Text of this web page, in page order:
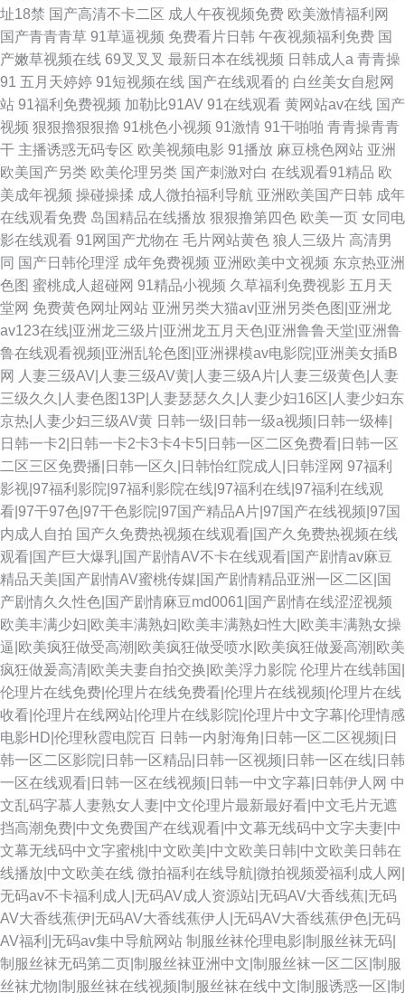
址18禁 国产高清不卡二区 成人午夜视频免费 欧美激情福利网
国产青青青草 91草逼视频 免费看片日韩 午夜视频福利免费 国
产嫩草视频在线 69叉叉叉 最新日本在线视频 日韩成人a 青青操
91 五月天婷婷 91短视频在线 国产在线观看的 白丝美女自慰网
站 91福利免费视频 加勒比91AV 91在线观看 黄网站av在线 国产
视频 狠狠擼狠狠擼 91桃色小视频 91激情 91干啪啪 青青操青青
干 主播诱惑无码专区 欧美视频电影 91播放 麻豆桃色网站 亚洲
欧美国产另类 欧美伦理另类 国产刺激对白 在线观看91精品 欧
美成年视频 操碰操揉 成人微拍福利导航 亚洲欧美国产日韩 成年
在线观看免费 岛国精品在线播放 狠狠撸第四色 欧美一页 女同电
影在线观看 91网国产尤物在 毛片网站黄色 狼人三级片 高清男
同 国产日韩伦理淫 成年免费视频 亚洲欧美中文视频 东京热亚洲
色图 蜜桃成人超碰网 91精品小视频 久草福利免费视影 五月天
堂网 免费黄色网址网站 亚洲另类大猫av|亚洲另类色图|亚洲龙
av123在线|亚洲龙三级片|亚洲龙五月天色|亚洲鲁鲁天堂|亚洲鲁
鲁在线观看视频|亚洲乱轮色图|亚洲裸模av电影院|亚洲美女插B
网
人妻三级AV|人妻三级AV黄|人妻三级A片|人妻三级黄色|人妻
三级久久|人妻色图13P|人妻瑟瑟久久|人妻少妇16区|人妻少妇东
京热|人妻少妇三级AV黄 日韩一级|日韩一级a视频|日韩一级棒|
日韩一卡2|日韩一卡2卡3卡4卡5|日韩一区二区免费看|日韩一区
二区三区免费播|日韩一区久|日韩怡红院成人|日韩淫网 97福利
影视|97福利影院|97福利影院在线|97福利在线|97福利在线观
看|97干97色|97干色影院|97国产精品A片|97国产在线视频|97国
内成人自拍 国产久免费热视频在线观看|国产久免费热视频在线
观看|国产巨大爆乳|国产剧情AV不卡在线观看|国产剧情av麻豆
精品天美|国产剧情AV蜜桃传媒|国产剧情精品亚洲一区二区|国
产剧情久久性色|国产剧情麻豆md0061|国产剧情在线涩涩视频
欧美丰满少妇|欧美丰满熟妇|欧美丰满熟妇性大|欧美丰满熟女操
逼|欧美疯狂做受高潮|欧美疯狂做受喷水|欧美疯狂做爰高潮|欧美
疯狂做爰高清|欧美夫妻自拍交换|欧美浮力影院 伦理片在线韩国|
伦理片在线免费|伦理片在线免费看|伦理片在线视频|伦理片在线
收看|伦理片在线网站|伦理片在线影院|伦理片中文字幕|伦理情感
电影HD|伦理秋霞电院百 日韩一内射海角|日韩一区二区视频|日
韩一区二区影院|日韩一区精品|日韩一区视频|日韩一区在线|日韩
一区在线观看|日韩一区在线视频|日韩一中文字幕|日韩伊人网 中
文乱码字慕人妻熟女人妻|中文伦理片最新最好看|中文毛片无遮
挡高潮免费|中文免费国产在线观看|中文幕无线码中文字夫妻|中
文幕无线码中文字蜜桃|中文欧美|中文欧美日韩|中文欧美日韩在
线播放|中文欧美在线 微拍福利在线导航|微拍视频爱福利成人网|
无码av不卡福利成人|无码AV成人资源站|无码AV大香线蕉|无码
AV大香线蕉伊|无码AV大香线蕉伊人|无码AV大香线蕉伊色|无码
AV福利|无码av集中导航网站 制服丝袜伦理电影|制服丝袜无码|
制服丝袜无码第二页|制服丝袜亚洲中文|制服丝袜一区二区|制服
丝袜尤物|制服丝袜在线视频|制服丝袜在线中文|制服诱惑一区|制